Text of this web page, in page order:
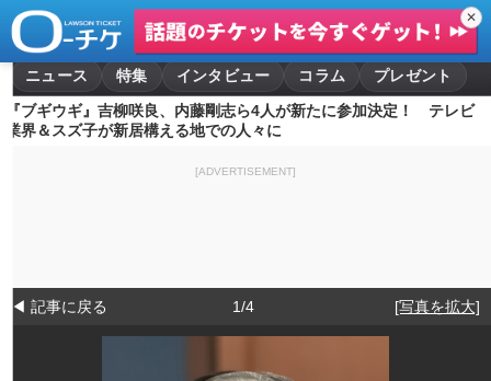
✕
ニュース 特集 インタビュー コラム
プレゼント
『ブギウギ』吉柳咲良、内藤剛志ら4人が新たに参加決定！ テレビ
業界＆スズ子が新居構える地での人々に
[ADVERTISEMENT]
◀ 記事に戻る 1/4 [写真を拡大]